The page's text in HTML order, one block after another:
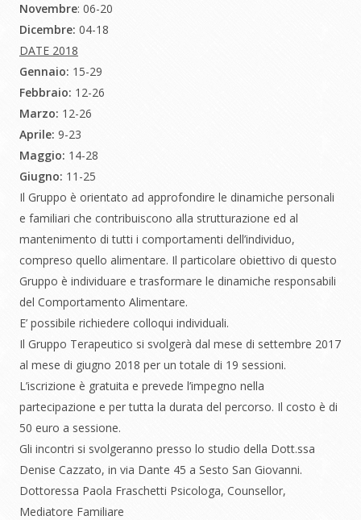
Novembre: 06-20
Dicembre: 04-18
DATE 2018
Gennaio: 15-29
Febbraio: 12-26
Marzo: 12-26
Aprile: 9-23
Maggio: 14-28
Giugno: 11-25
Il Gruppo è orientato ad approfondire le dinamiche personali
e familiari che contribuiscono alla strutturazione ed al
mantenimento di tutti i comportamenti dell’individuo,
compreso quello alimentare. Il particolare obiettivo di questo
Gruppo è individuare e trasformare le dinamiche responsabili
del Comportamento Alimentare.
E’ possibile richiedere colloqui individuali.
Il Gruppo Terapeutico si svolgerà dal mese di settembre 2017
al mese di giugno 2018 per un totale di 19 sessioni.
L’iscrizione è gratuita e prevede l’impegno nella
partecipazione e per tutta la durata del percorso. Il costo è di
50 euro a sessione.
Gli incontri si svolgeranno presso lo studio della Dott.ssa
Denise Cazzato, in via Dante 45 a Sesto San Giovanni.
Dottoressa Paola Fraschetti Psicologa, Counsellor,
Mediatore Familiare